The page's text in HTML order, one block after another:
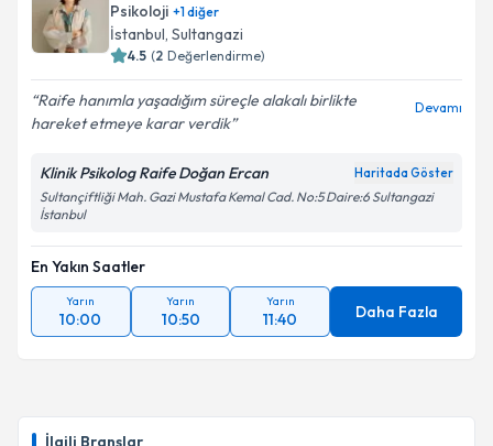
İlgili Branşlar
E-posta Adresiniz
Kişisel verilerimin işlenmesine ilişkin
kapsamda işlenmesini kabul ediyorum.
Takvim Talebini Gönder
Psikoloji +1diğer
İstanbul, Sultangazi
4.5 (2 Değerlendirme)
Raife hanımla yaşadığım süreçle alakalı birlikte
hareket etmeye karar verdik
Devamı
Klinik Psikolog Raife Doğan Ercan Haritada Göster
Sultançiftliği Mah. Gazi Mustafa Kemal Cad. No:5 Daire:6 Sultangazi
İstanbul
En Yakın Saatler
Yarın
10:00
Yarın
10:50
Yarın
11:40 Daha Fazla